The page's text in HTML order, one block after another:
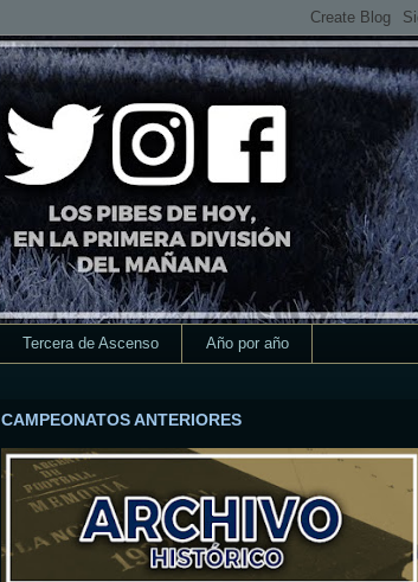
Tercera de Ascenso Año por año
CAMPEONATOS ANTERIORES